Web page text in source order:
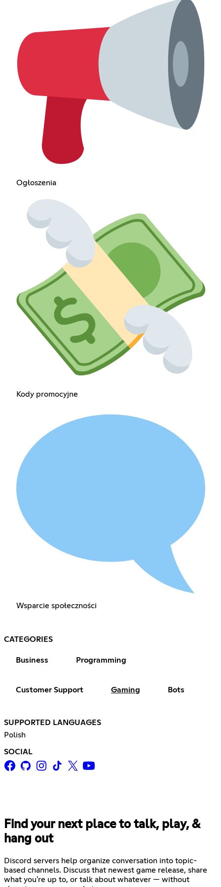
Ogłoszenia
Kody promocyjne
Wsparcie społeczności
CATEGORIES
Business Programming
Customer Support Gaming Bots
SUPPORTED LANGUAGES
Polish
SOCIAL
Find your next place to talk, play, &
hang out
Discord servers help organize conversation into topic-
based channels. Discuss that newest game release, share
what you're up to, or talk about whatever — without